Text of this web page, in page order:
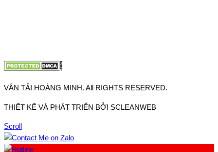
VẬN TẢI HOÀNG MINH. All RIGHTS RESERVED.
THIẾT KẾ VÀ PHÁT TRIỂN BỞI SCLEANWEB
Scroll